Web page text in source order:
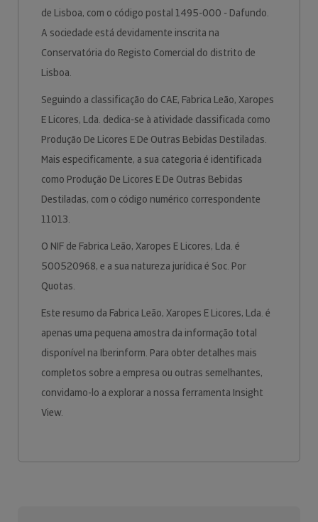
de Lisboa, com o código postal 1495-000 - Dafundo.
A sociedade está devidamente inscrita na
Conservatória do Registo Comercial do distrito de
Lisboa.
Seguindo a classificação do CAE, Fabrica Leão, Xaropes
E Licores, Lda. dedica-se à atividade classificada como
Produção De Licores E De Outras Bebidas Destiladas.
Mais especificamente, a sua categoria é identificada
como Produção De Licores E De Outras Bebidas
Destiladas, com o código numérico correspondente
11013.
O NIF de Fabrica Leão, Xaropes E Licores, Lda. é
500520968, e a sua natureza jurídica é Soc. Por
Quotas.
Este resumo da Fabrica Leão, Xaropes E Licores, Lda. é
apenas uma pequena amostra da informação total
disponível na Iberinform. Para obter detalhes mais
completos sobre a empresa ou outras semelhantes,
convidamo-lo a explorar a nossa ferramenta Insight
View.